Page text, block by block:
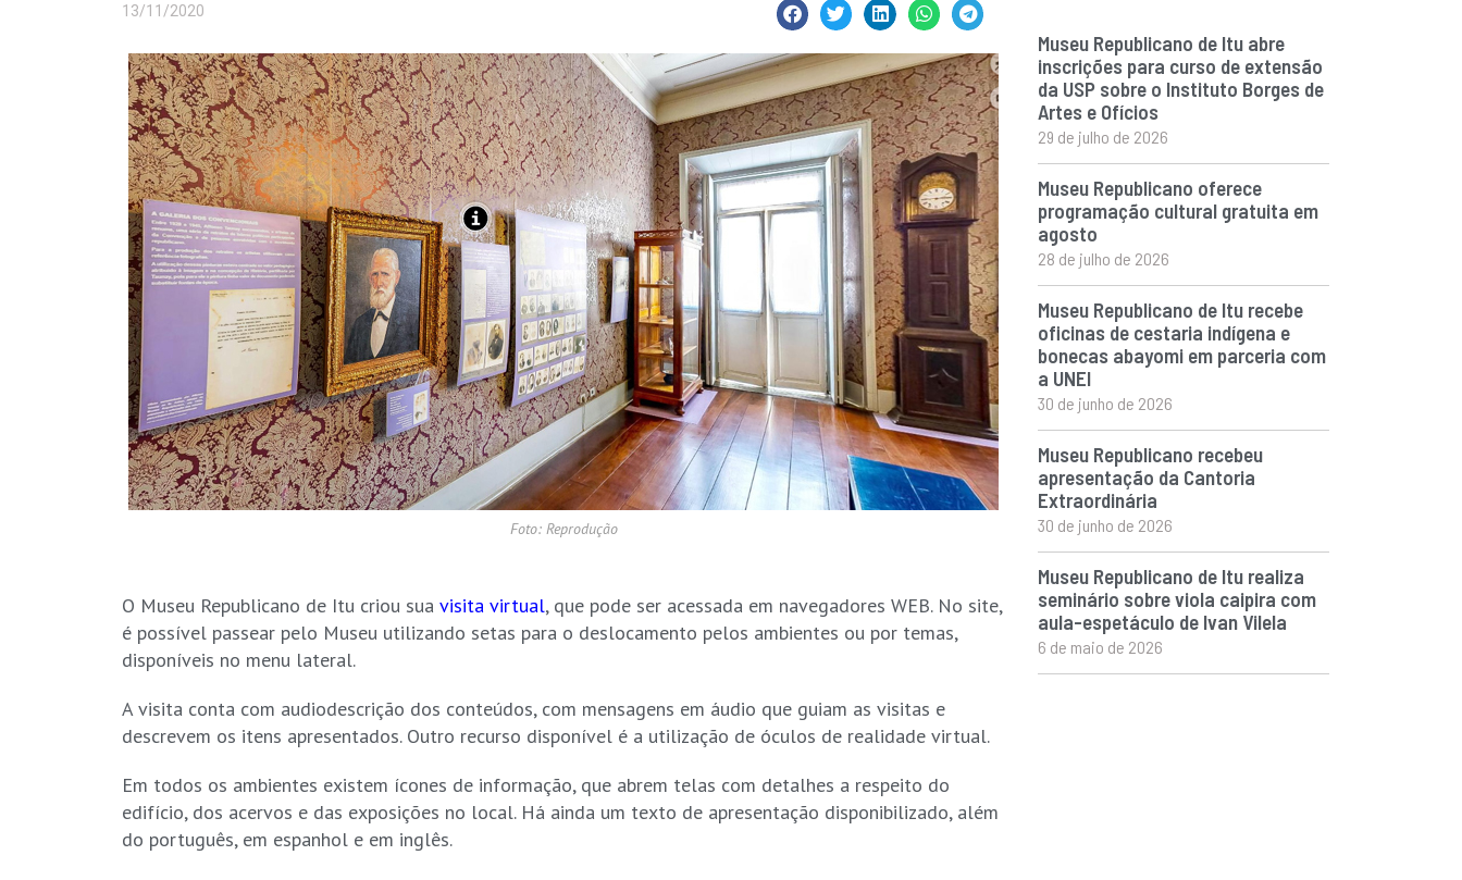
13/11/2020
Foto: Reprodução
O Museu Republicano de Itu criou sua visita virtual, que pode ser acessada em navegadores WEB. No site,
é possível passear pelo Museu utilizando setas para o deslocamento pelos ambientes ou por temas,
disponíveis no menu lateral.
A visita conta com audiodescrição dos conteúdos, com mensagens em áudio que guiam as visitas e
descrevem os itens apresentados. Outro recurso disponível é a utilização de óculos de realidade virtual.
Em todos os ambientes existem ícones de informação, que abrem telas com detalhes a respeito do
edifício, dos acervos e das exposições no local. Há ainda um texto de apresentação disponibilizado, além
do português, em espanhol e em inglês.
Museu Republicano de Itu abre
inscrições para curso de extensão
da USP sobre o Instituto Borges de
Artes e Ofícios
29 de julho de 2026
Museu Republicano oferece
programação cultural gratuita em
agosto
28 de julho de 2026
Museu Republicano de Itu recebe
oficinas de cestaria indígena e
bonecas abayomi em parceria com
a UNEI
30 de junho de 2026
Museu Republicano recebeu
apresentação da Cantoria
Extraordinária
30 de junho de 2026
Museu Republicano de Itu realiza
seminário sobre viola caipira com
aula-espetáculo de Ivan Vilela
6 de maio de 2026